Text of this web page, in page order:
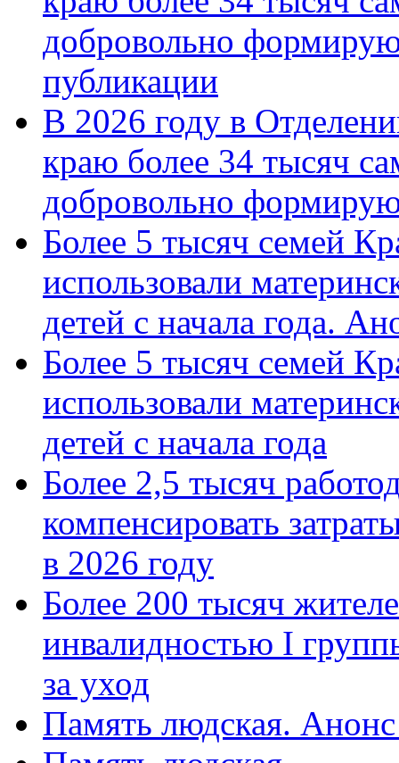
добровольно
публикации
В 2026 году в
краю более 34 тысяч
добровольно
Более 5 тысяч семей
использовали
детей с начала года.
Более 5 тысяч семей
использовали
детей с начала года
Более 2,5 тысяч
компенсировать
в 2026 году
Более 200 тысяч
инвалидностью I
за уход
Память людская.